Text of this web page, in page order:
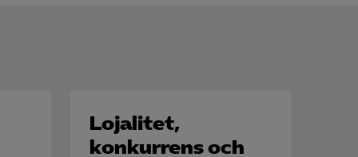
Lojalitet,
konkurrens och